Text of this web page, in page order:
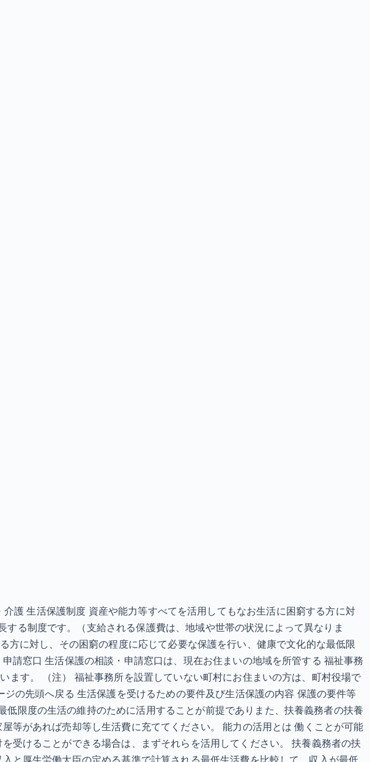
護 生活保護制度 資産や能力等すべてを活用してもなお生活に困窮する方に対
る制度です。（支給される保護費は、地域や世帯の状況によって異なりま
に対し、その困窮の程度に応じて必要な保護を行い、健康で文化的な最低限
請窓口 生活保護の相談・申請窓口は、現在お住まいの地域を所管する 福祉事務
ます。 （注） 福祉事務所を設置していない町村にお住まいの方は、町村役場で
の先頭へ戻る 生活保護を受けるための要件及び生活保護の内容 保護の要件等
限度の生活の維持のために活用することが前提でありまた、扶養義務者の扶養
等があれば売却等し生活費に充ててください。 能力の活用とは 働くことが可能
受けることができる場合は、まずそれらを活用してください。 扶養義務者の扶